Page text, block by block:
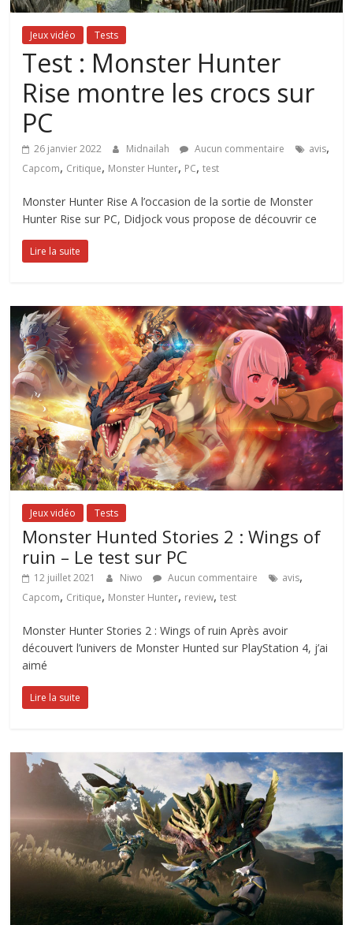
Jeux vidéo Tests
Test : Monster Hunter
Rise montre les crocs sur
PC
26 janvier 2022 Midnailah Aucun commentaire avis,
Capcom, Critique, Monster Hunter, PC,test
Monster Hunter Rise A l’occasion de la sortie de Monster
Hunter Rise sur PC, Didjock vous propose de découvrir ce
Lire la suite
Jeux vidéo Tests
Monster Hunted Stories 2 : Wings of
ruin – Le test sur PC
12 juillet 2021 Niwo Aucun commentaire avis,
Capcom, Critique, Monster Hunter, review,test
Monster Hunter Stories 2 : Wings of ruin Après avoir
découvert l’univers de Monster Hunted sur PlayStation 4, j’ai
aimé
Lire la suite